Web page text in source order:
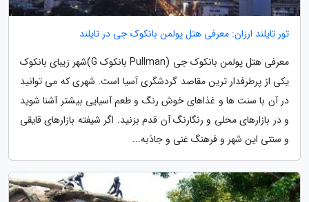
تور تایلند ارزان: معرفی هتل پولمن بانکوک جی در تایلند
معرفی هتل پولمن بانکوک جی (Pullman بانکوک G)شهر زیبای بانکوک
یکی از پرطرفدار ترین مقاصد گردشگری آسیا است. شهری که می توانید
در آن با سنت ها و غذاهای خوش رنگ و طعم آسیایی بیشتر آشنا شوید
و در بازارهای محلی و رنگارنگ آن قدم بزنید. اگر شیفته بازارهای قایقی
و سنتی این شهر و فرهنگ غنی و جاذبه...